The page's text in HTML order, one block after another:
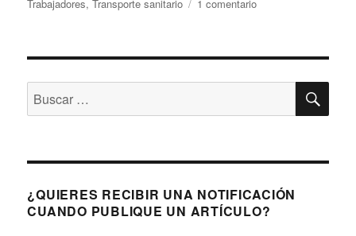
Trabajadores,Transporte sanitario 1 comentarioen
en
cuaderno
bitácora:
de
protección.
Buscar
por:
¿QUIERES RECIBIR UNA NOTIFICACIÓN
CUANDO PUBLIQUE UN ARTÍCULO?